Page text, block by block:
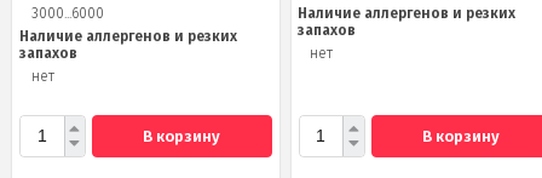
3000...6000
Наличие аллергенов и резких
запахов
нет
В корзину
Наличие аллергенов и резких
запахов
нет
В корзину